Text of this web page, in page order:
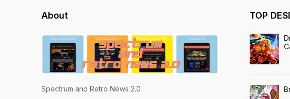
About
Spectrum and Retro News 2.0
TOP